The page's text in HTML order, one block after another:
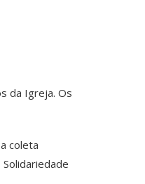
da Igreja. Os
coleta